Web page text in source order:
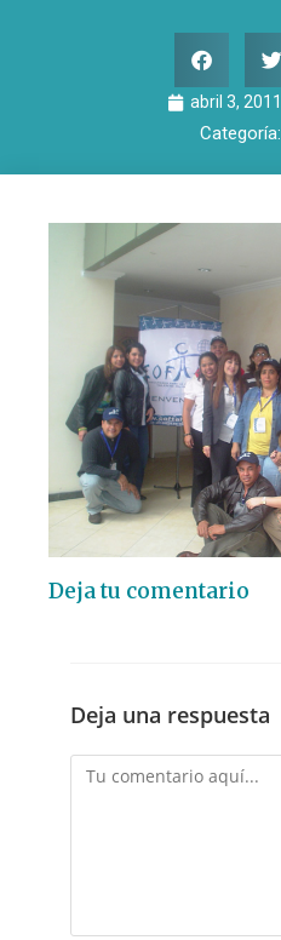
abril 3, 2011
Categoría:
Deja tu comentario
Deja una respuesta